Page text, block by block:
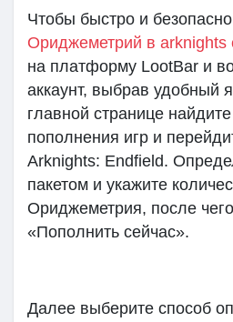
Чтобы быстро и безопасно
Ориджеметрий в arknights
на платформу LootBar и
аккаунт, выбрав удобный
главной странице
пополнения игр и
Arknights: Endfield.
пакетом и укажите
Ориджеметрия, после
«Пополнить сейчас».
Далее выберите способ